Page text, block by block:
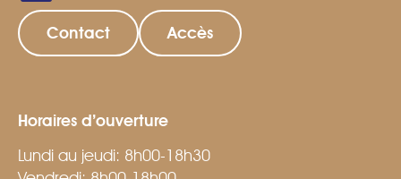
Contact Accès
Horaires d’ouverture
Lundi au jeudi: 8h00-18h30